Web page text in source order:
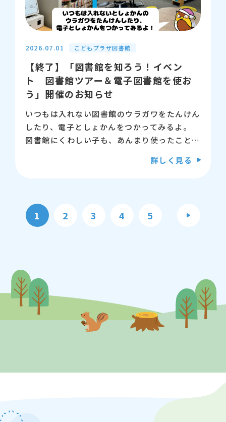
冊）
【会場】江東区こどもプラザ 4階 多目的ス
ペース1
【対象】小学生以上、大人の方までどなたでも
【募集】80名（抽選）
【申込】※申込受付期間は終了しました。
2026.07.01 こどもプラザ図書館
【終了】「図書館を知ろう！イベン
ト 図書館ツアー＆電子図書館を使お
う」開催のお知らせ
いつもは入れない図書館のウラガワをたんけん
したり、電子としょかんをつかってみるよ。
図書館にくわしい子も、あんまり使ったことが
参加してくれた子には、こどもプラザ図書館オ
※このイベントは江東区内在学の小学生が対象
です。
10時半から11時15分
14時から14時45分
※各回で内容は同じです。どちらかの回を選ん
でお申込みください。
【対象】区内在学の小学生
【募集】各回 10名（保護者同伴可）
詳しく見る
1 2 3 4 5